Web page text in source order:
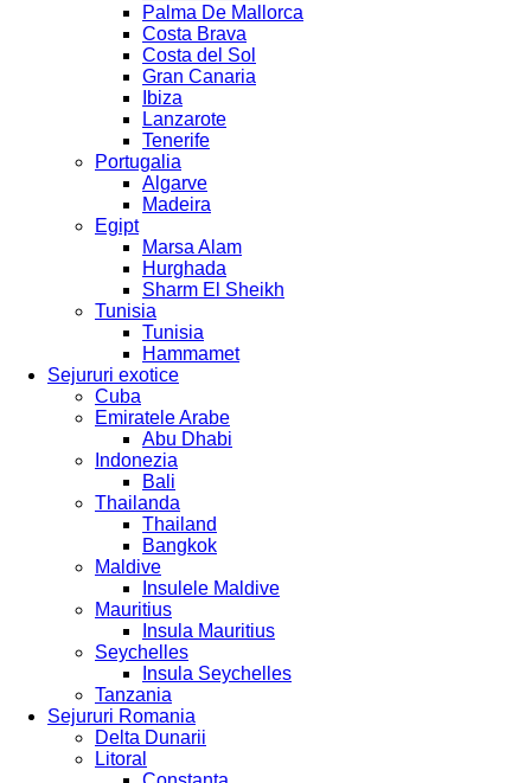
Palma De Mallorca
Costa Brava
Costa del Sol
Gran Canaria
Ibiza
Lanzarote
Tenerife
Portugalia
Algarve
Madeira
Egipt
Marsa Alam
Hurghada
Sharm El Sheikh
Tunisia
Tunisia
Hammamet
Sejururi exotice
Cuba
Emiratele Arabe
Abu Dhabi
Indonezia
Bali
Thailanda
Thailand
Bangkok
Maldive
Insulele Maldive
Mauritius
Insula Mauritius
Seychelles
Insula Seychelles
Tanzania
Sejururi Romania
Delta Dunarii
Litoral